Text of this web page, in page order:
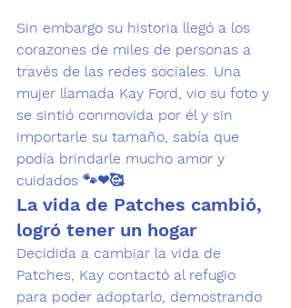
Sin embargo su historia llegó a los
corazones de miles de personas a
través de las redes sociales. Una
mujer llamada Kay Ford, vio su foto y
se sintió conmovida por él y sin
importarle su tamaño, sabía que
podía brindarle mucho amor y
cuidados 🐾❤🥰
La vida de Patches cambió,
logró tener un hogar
Decidida a cambiar la vida de
Patches, Kay contactó al refugio
para poder adoptarlo, demostrando